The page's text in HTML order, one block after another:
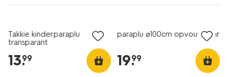
Takkie kinderparaplu
transparant
13.
99
paraplu ⌀100cm opvouwbaar
19.
99